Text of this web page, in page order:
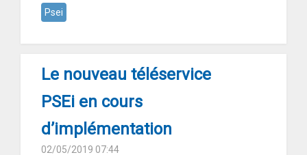
Psei
Le nouveau téléservice
PSEi en cours
d’implémentation
02/05/2019 07:44